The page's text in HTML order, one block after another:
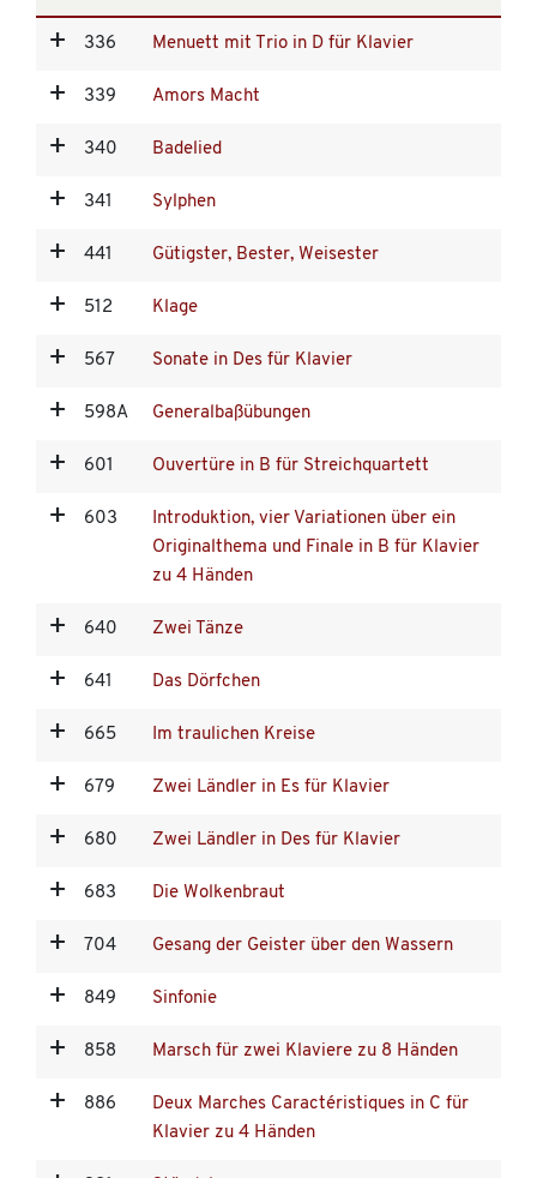
336 Menuett mit Trio in D für Klavier
339 Amors Macht
340 Badelied
341 Sylphen
441 Gütigster, Bester, Weisester
512 Klage
567 Sonate in Des für Klavier
598A Generalbaßübungen
601 Ouvertüre in B für Streichquartett
603
Introduktion, vier Variationen über ein
Originalthema und Finale in B für Klavier
zu 4 Händen
640 Zwei Tänze
641 Das Dörfchen
665 Im traulichen Kreise
679 Zwei Ländler in Es für Klavier
680 Zwei Ländler in Des für Klavier
683 Die Wolkenbraut
704 Gesang der Geister über den Wassern
849 Sinfonie
858 Marsch für zwei Klaviere zu 8 Händen
886
Deux Marches Caractéristiques in C für
Klavier zu 4 Händen